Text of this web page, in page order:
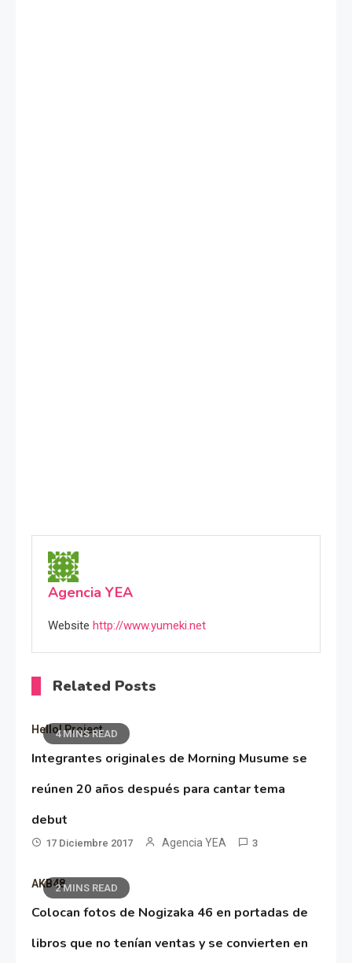
Agencia YEA
Website http://www.yumeki.net
Related Posts
4 MINS READ
Hello! Project
Integrantes originales de Morning Musume se
reúnen 20 años después para cantar tema
debut
17 Diciembre 2017 Agencia YEA 3
2 MINS READ
AKB48
Colocan fotos de Nogizaka 46 en portadas de
libros que no tenían ventas y se convierten en